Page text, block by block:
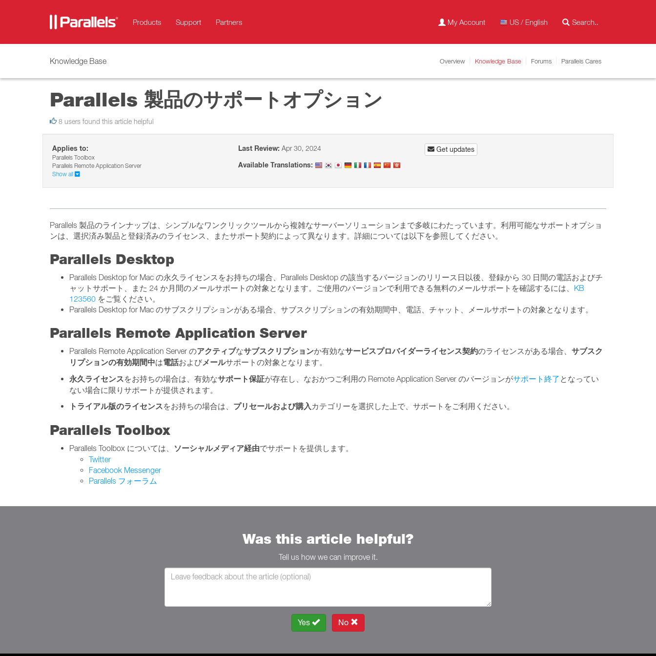
Products Support Partners My Account US / English
Knowledge Base Overview Knowledge Base Forums Parallels Cares
Parallels 製品のサポートオプション
8 users found this article helpful
Applies to:
Parallels Toolbox
Parallels Remote Application Server
Show all
Last Review: Apr 30, 2024
Available Translations:
Get updates
Parallels 製品のラインナップは、シンプルなワンクリックツールから複雑なサーバーソリューションまで多岐にわたっています。利用可能なサポートオプショ
ンは、選択済み製品と登録済みのライセンス、またサポート契約によって異なります。詳細については以下を参照してください。
Parallels Desktop
Parallels Desktop for Mac の永久ライセンスをお持ちの場合、Parallels Desktop の該当するバージョンのリリース日以後、登録から 30 日間の電話およびチ
ャットサポート、また 24 か月間のメールサポートの対象となります。ご使用のバージョンで利用できる無料のメールサポートを確認するには、 KB
123560 をご覧ください。
Parallels Desktop for Mac のサブスクリプションがある場合、サブスクリプションの有効期間中、電話、チャット、メールサポートの対象となります。
Parallels Remote Application Server
Parallels Remote Application Server のアクティブなサブスクリプションか有効なサービスプロバイダーライセンス契約のライセンスがある場合、 サブスク
リプションの有効期間中は電話およびメールサポートの対象となります。
永久ライセンスをお持ちの場合は、有効なサポート保証が存在し、なおかつご利用の Remote Application Server のバージョンがサポート終了 となってい
ない場合に限りサポートが提供されます。
トライアル版のライセンスをお持ちの場合は、 プリセールおよび購入カテゴリーを選択した上で、サポートをご利用ください。
Parallels Toolbox
Parallels Toolbox については、 ソーシャルメディア経由でサポートを提供します。
Twitter
Facebook Messenger
Parallels フォーラム
Was this article helpful?
Tell us how we can improve it.
Yes No